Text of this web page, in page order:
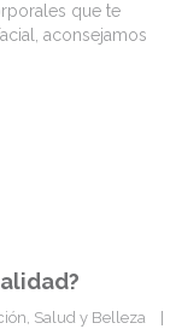
que te
aconsejamos
, Salud y Belleza